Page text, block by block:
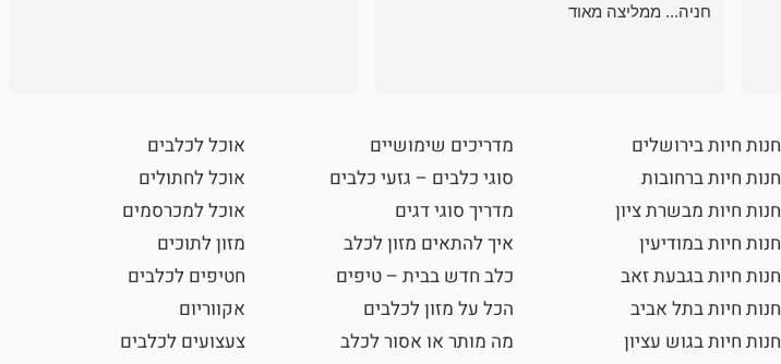
חניה... ממליצה מאוד
חנות חיות בירושלים
חנות חיות ברחובות
חנות חיות מבשרת ציון
חנות חיות במודיעין
חנות חיות בגבעת זאב
חנות חיות בתל אביב
חנות חיות בגוש עציון
מדריכים שימושיים
סוגי כלבים – גזעי כלבים
מדריך סוגי דגים
איך להתאים מזון לכלב
כלב חדש בבית – טיפים
הכל על מזון לכלבים
מה מותר או אסור לכלב
אוכל לכלבים
אוכל לחתולים
אוכל למכרסמים
מזון לתוכים
חטיפים לכלבים
אקווריום
צעצועים לכלבים